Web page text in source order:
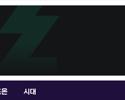
온 시대